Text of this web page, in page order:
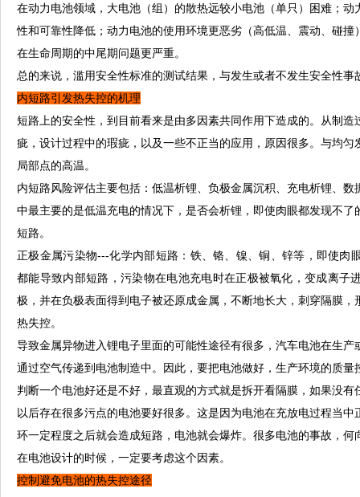
在动力电池领域，大电池（组）的散热远较小电池（单只）困难；
性和可靠性降低；动力电池的使用环境更恶劣（高低温、震动、碰
在生命周期的中尾期问题更严重。
总的来说，滥用安全性标准的测试结果，与发生或者不发生安全性事
内短路引发热失控的机理
短路上的安全性，到目前看来是由多因素共同作用下造成的。从制
疵，设计过程中的瑕疵，以及一些不正当的应用，原因很多。与均
局部点的高温。
内短路风险评估主要包括：低温析锂、负极金属沉积、充电析锂、
中最主要的是低温充电的情况下，是否会析锂，即使肉眼都发现不
短路。
正极金属污染物---化学内部短路：铁、铬、镍、铜、锌等，即使肉
都能导致内部短路，污染物在电池充电时在正极被氧化，变成离子
极，并在负极表面得到电子被还原成金属，不断地长大，刺穿隔膜
热失控。
导致金属异物进入锂电子里面的可能性途径有很多，汽车电池在生
通过空气传递到电池制造中。因此，要把电池做好，生产环境的质量
判断一个电池好还是不好，最直观的方式就是拆开看隔膜，如果没
以后存在很多污点的电池要好很多。这是因为电池在充放电过程当
环一定程度之后就会造成短路，电池就会爆炸。很多电池的事故，
在电池设计的时候，一定要考虑这个因素。
控制避免电池的热失控途径